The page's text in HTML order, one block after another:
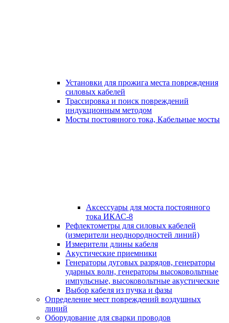
Установки для прожига места повреждения
силовых кабелей
Трассировка и поиск повреждений
индукционным методом
Мосты постоянного тока, Кабельные мосты
Аксессуары для моста постоянного
тока ИКАС-8
Рефлектометры для силовых кабелей
(измерители неоднородностей линий)
Измерители длины кабеля
Акустические приемники
Генераторы дуговых разрядов, генераторы
ударных волн, генераторы высоковольтные
импульсные, высоковольтные акустические
Выбор кабеля из пучка и фазы
Определение мест повреждений воздушных
линий
Оборудование для сварки проводов